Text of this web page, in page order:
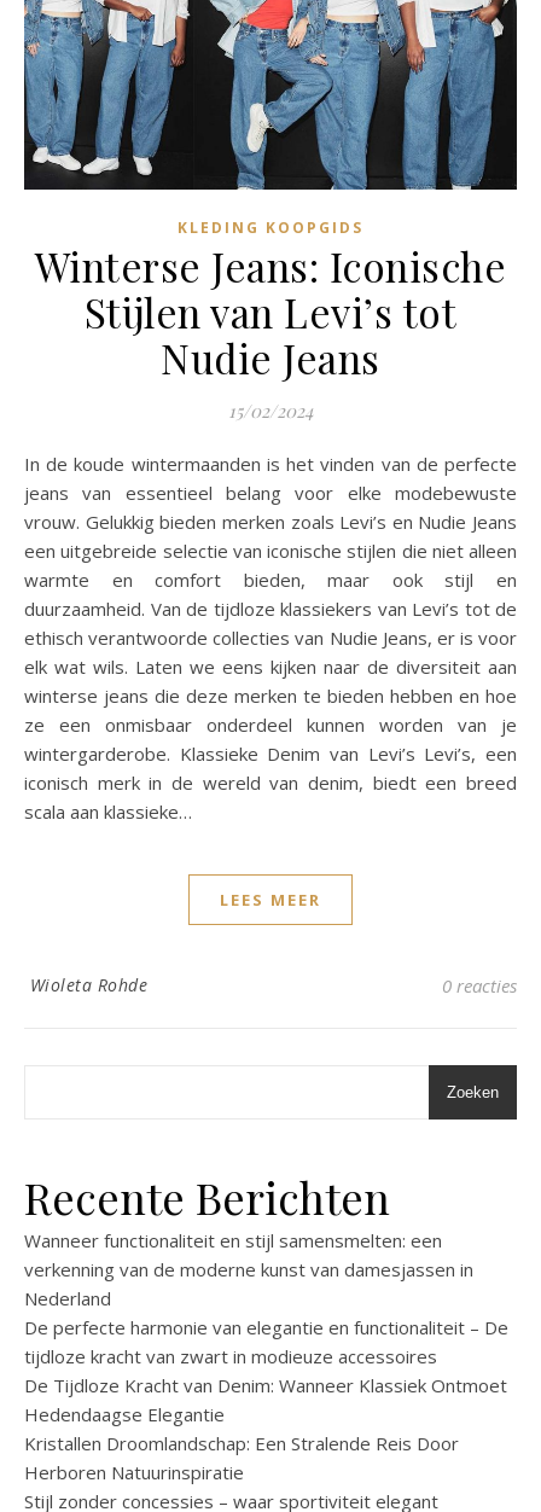
KLEDING KOOPGIDS
Winterse Jeans: Iconische
Stijlen van Levi’s tot
Nudie Jeans
15/02/2024
In de koude wintermaanden is het vinden van de perfecte
jeans van essentieel belang voor elke modebewuste
vrouw. Gelukkig bieden merken zoals Levi’s en Nudie Jeans
een uitgebreide selectie van iconische stijlen die niet alleen
warmte en comfort bieden, maar ook stijl en
duurzaamheid. Van de tijdloze klassiekers van Levi’s tot de
ethisch verantwoorde collecties van Nudie Jeans, er is voor
elk wat wils. Laten we eens kijken naar de diversiteit aan
winterse jeans die deze merken te bieden hebben en hoe
ze een onmisbaar onderdeel kunnen worden van je
wintergarderobe. Klassieke Denim van Levi’s Levi’s, een
iconisch merk in de wereld van denim, biedt een breed
scala aan klassieke…
LEES MEER
Wioleta Rohde 0 reacties
Zoeken
Recente Berichten
Wanneer functionaliteit en stijl samensmelten: een
verkenning van de moderne kunst van damesjassen in
Nederland
De perfecte harmonie van elegantie en functionaliteit – De
tijdloze kracht van zwart in modieuze accessoires
De Tijdloze Kracht van Denim: Wanneer Klassiek Ontmoet
Hedendaagse Elegantie
Kristallen Droomlandschap: Een Stralende Reis Door
Herboren Natuurinspiratie
Stijl zonder concessies – waar sportiviteit elegant